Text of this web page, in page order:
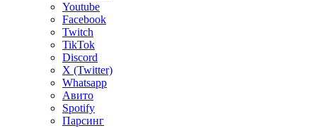
Youtube
Facebook
Twitch
TikTok
Discord
X (Twitter)
Whatsapp
Авито
Spotify
Парсинг